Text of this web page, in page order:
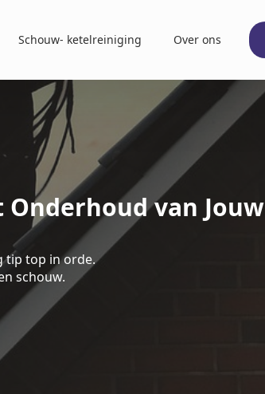
Schouw- ketelreiniging Over ons
van Jouw
tip top in orde.
schouw.